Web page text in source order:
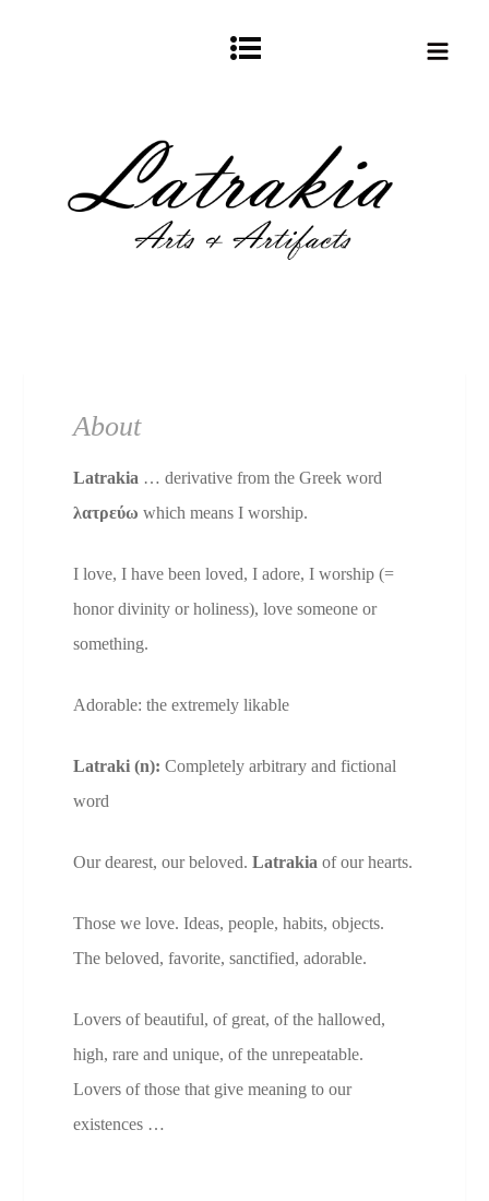
About
Latrakia … derivative from the Greek word
λατρεύω which means I worship.
I love, I have been loved, I adore, I worship (=
honor divinity or holiness), love someone or
something.
Adorable: the extremely likable
Latraki (n): Completely arbitrary and fictional
word
Our dearest, our beloved.Latrakia of our hearts.
Those we love. Ideas, people, habits, objects.
The beloved, favorite, sanctified, adorable.
Lovers of beautiful, of great, of the hallowed,
high, rare and unique, of the unrepeatable.
Lovers of those that give meaning to our
existences …